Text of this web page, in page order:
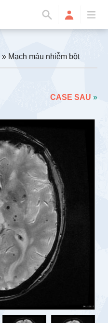
» Mạch máu nhiễm bột
CASE SAU »